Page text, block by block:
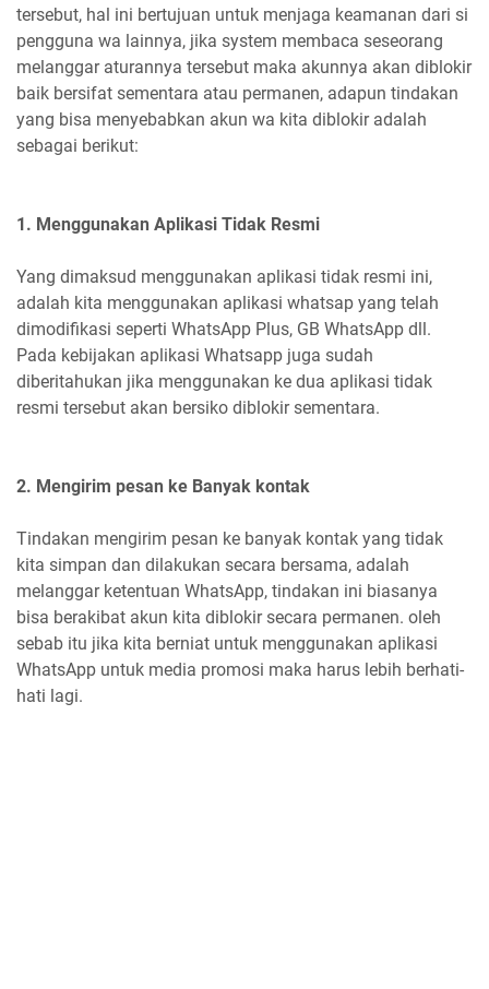
tersebut, hal ini bertujuan untuk menjaga keamanan dari si
pengguna wa lainnya, jika system membaca seseorang
melanggar aturannya tersebut maka akunnya akan diblokir
baik bersifat sementara atau permanen, adapun tindakan
yang bisa menyebabkan akun wa kita diblokir adalah
sebagai berikut:
1. Menggunakan Aplikasi Tidak Resmi
Yang dimaksud menggunakan aplikasi tidak resmi ini,
adalah kita menggunakan aplikasi whatsap yang telah
dimodifikasi seperti WhatsApp Plus, GB WhatsApp dll.
Pada kebijakan aplikasi Whatsapp juga sudah
diberitahukan jika menggunakan ke dua aplikasi tidak
resmi tersebut akan bersiko diblokir sementara.
2. Mengirim pesan ke Banyak kontak
Tindakan mengirim pesan ke banyak kontak yang tidak
kita simpan dan dilakukan secara bersama, adalah
melanggar ketentuan WhatsApp, tindakan ini biasanya
bisa berakibat akun kita diblokir secara permanen. oleh
sebab itu jika kita berniat untuk menggunakan aplikasi
WhatsApp untuk media promosi maka harus lebih berhati-
hati lagi.